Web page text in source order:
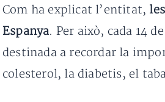
Com ha explicat l’entitat,
Espanya. Per això, cada 14
destinada a recordar la
colesterol, la diabetis, el